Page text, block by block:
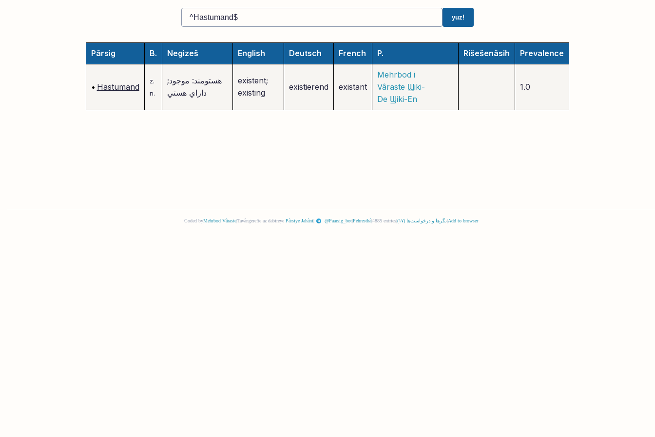
yuz!
Pârsig B. Negizeš English Deutsch French P. Rišešenâsih Prevalence
• Hastumand
z.
n.
هستومند: موجود;
داراي هستي
existent;
existing
existierend existant
Mehrbod i
Vâraste Ϣiki-
De Ϣiki-En
1.0
Coded byMehrbod Vâraste|Tavângerefte az dabireye Pârsiye Jahâni| @Paarsig_bot|Pehresthâ|4885 entries| نگرها و درخواست‌ها (١٧) |Add to browser